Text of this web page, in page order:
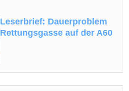
Leserbrief: Dauerproblem
Rettungsgasse auf der A60